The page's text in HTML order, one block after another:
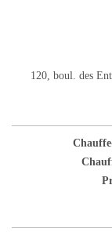
120, boul. des